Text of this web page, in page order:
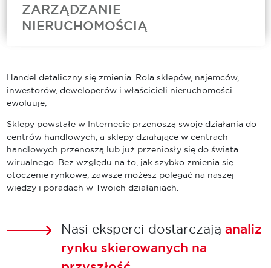
ZARZĄDZANIE
NIERUCHOMOŚCIĄ
świecie. Nasz zespół Asset Services oferuje
szeroki wachlarz usług zarządzania
nieruchomościami komercyjnymi obejmujących
bieżące utrzymanie obiektów, doradztwo
techniczne, usługi...
Handel detaliczny się zmienia. Rola sklepów, najemców,
inwestorów, deweloperów i właścicieli nieruchomości
ewoluuje;
Sklepy powstałe w Internecie przenoszą swoje działania do
centrów handlowych, a sklepy działające w centrach
handlowych przenoszą lub już przeniosły się do świata
wirualnego. Bez względu na to, jak szybko zmienia się
otoczenie rynkowe, zawsze możesz polegać na naszej
wiedzy i poradach w Twoich działaniach.
Nasi eksperci dostarczają analiz
rynku skierowanych na